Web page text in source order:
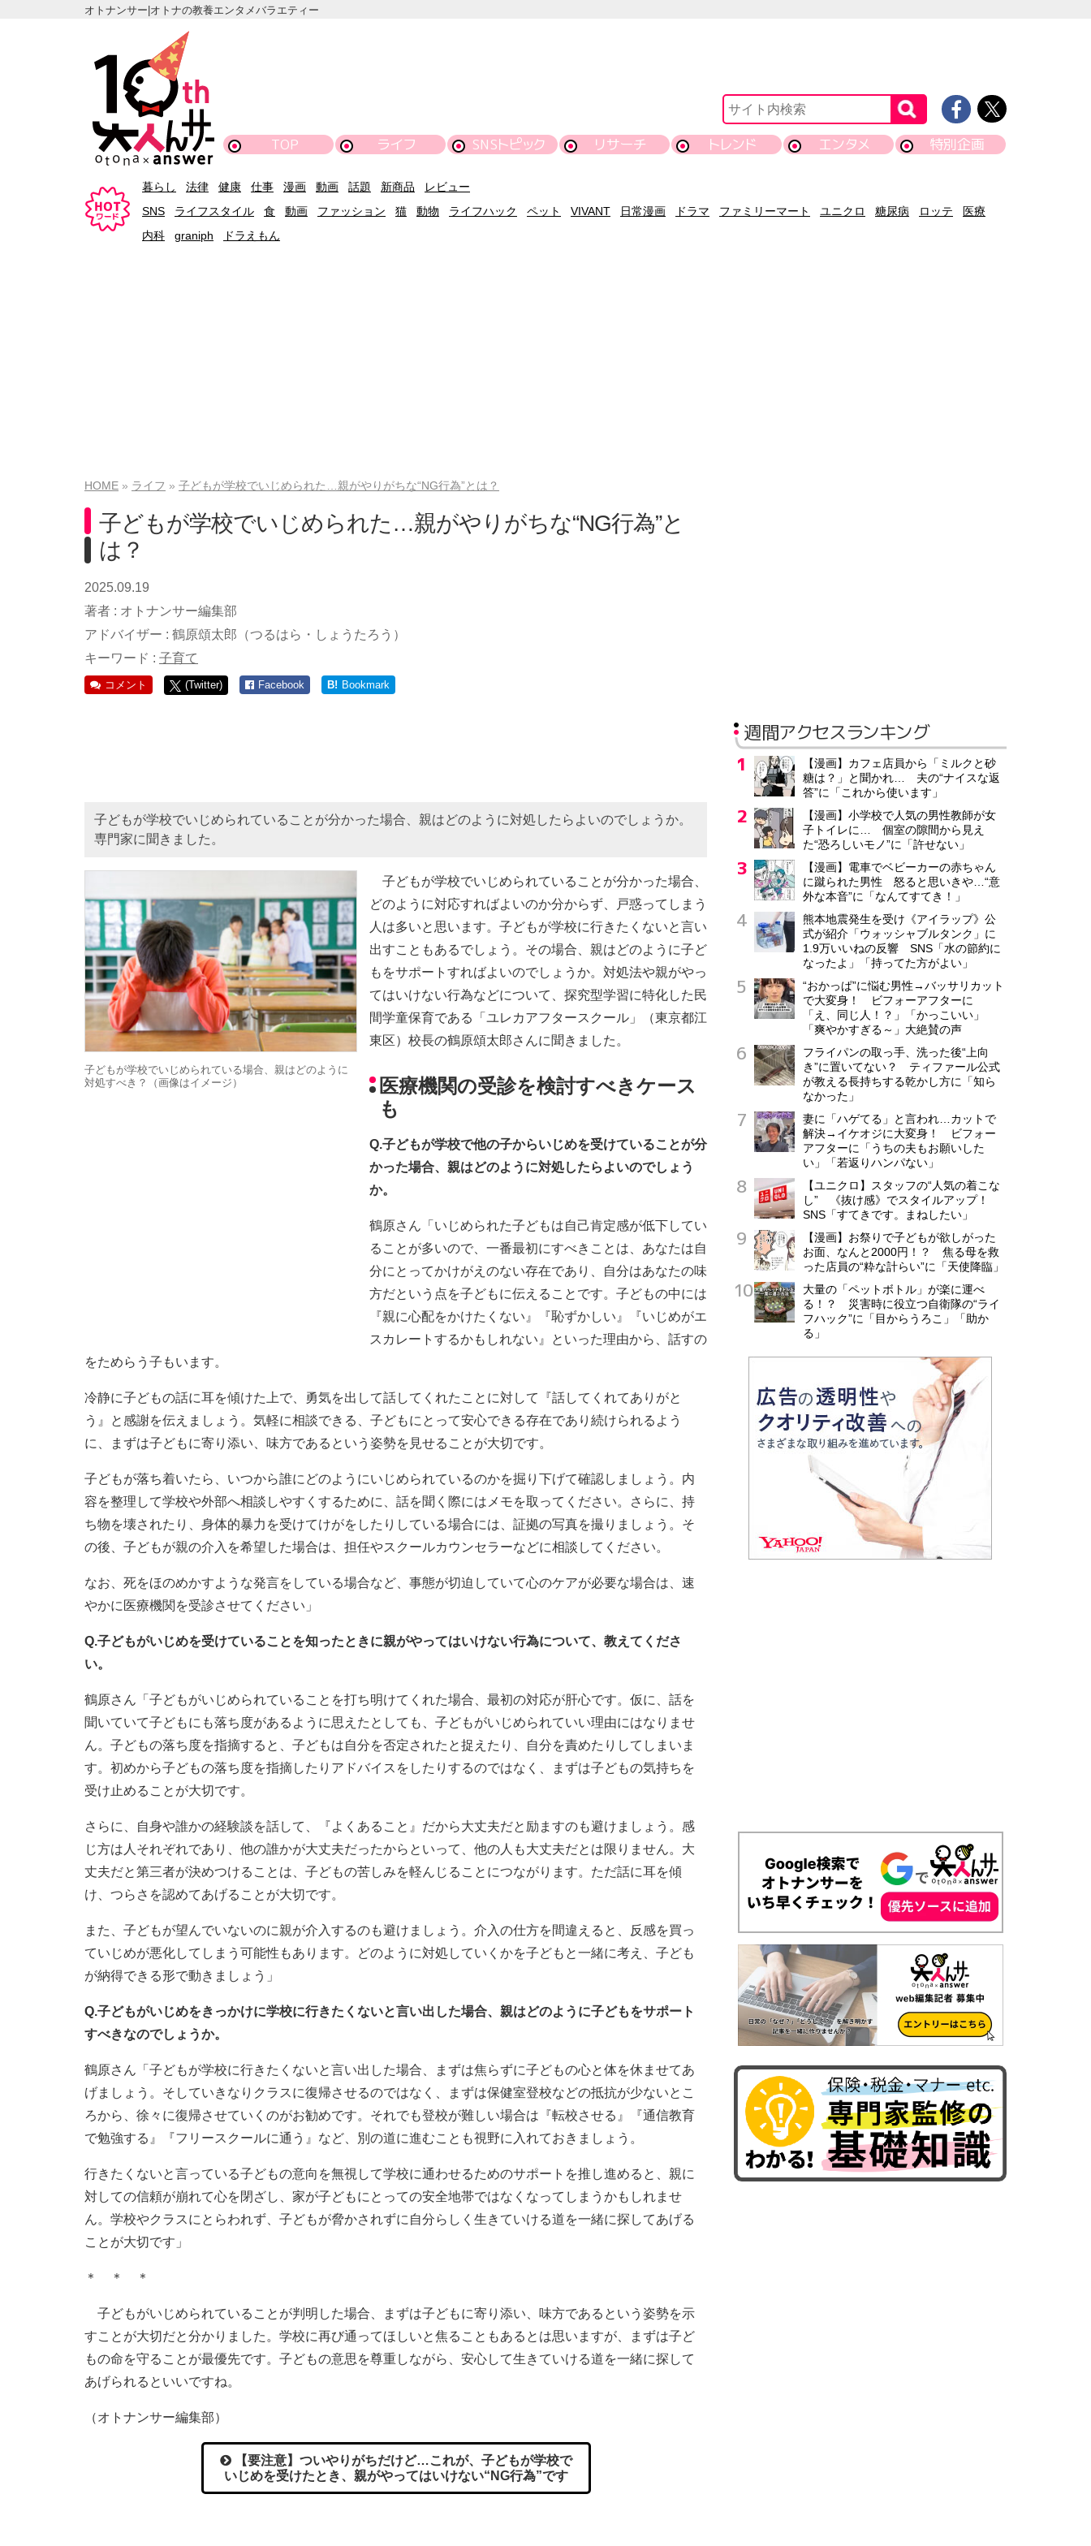
オトナンサー|オトナの教養エンタメバラエティー
TOP ライフ SNSトピック リサーチ トレンド エンタメ 特別企画
暮らし 法律 健康 仕事 漫画 動画 話題 新商品
レビュー
SNS
ライフスタイル 食 動画 ファッション 猫 動物 ライフハック ペット VIVANT 日常漫画 ドラマ ファミリーマート ユニクロ 糖尿病 ロッテ
医療
内科
graniph ドラえもん
HOME ライフ 子どもが学校でいじめられた…親がやりがちな“NG行為”とは？
子どもが学校でいじめられた…親がやりがちな“NG行為”と
は？
2025.09.19
著者 : オトナンサー編集部
アドバイザー : 鶴原頌太郎（つるはら・しょうたろう）
キーワード : 子育て
コメント (Twitter) Facebook B! Bookmark
子どもが学校でいじめられていることが分かった場合、親はどのように対処したらよいのでしょうか。
専門家に聞きました。
子どもが学校でいじめられている場合、親はどのように
対処すべき？（画像はイメージ）
子どもが学校でいじめられていることが分かった場合、
どのように対応すればよいのか分からず、戸惑ってしまう
人は多いと思います。子どもが学校に行きたくないと言い
出すこともあるでしょう。その場合、親はどのように子ど
もをサポートすればよいのでしょうか。対処法や親がやっ
てはいけない行為などについて、探究型学習に特化した民
間学童保育である「ユレカアフタースクール」（東京都江
東区）校長の鶴原頌太郎さんに聞きました。
医療機関の受診を検討すべきケース
も
Q.子どもが学校で他の子からいじめを受けていることが分
かった場合、親はどのように対処したらよいのでしょう
か。
鶴原さん「いじめられた子どもは自己肯定感が低下してい
ることが多いので、一番最初にすべきことは、あなたは自
分にとってかけがえのない存在であり、自分はあなたの味
方だという点を子どもに伝えることです。子どもの中には
『親に心配をかけたくない』『恥ずかしい』『いじめがエ
スカレートするかもしれない』といった理由から、話すの
をためらう子もいます。
冷静に子どもの話に耳を傾けた上で、勇気を出して話してくれたことに対して『話してくれてありがと
う』と感謝を伝えましょう。気軽に相談できる、子どもにとって安心できる存在であり続けられるよう
に、まずは子どもに寄り添い、味方であるという姿勢を見せることが大切です。
子どもが落ち着いたら、いつから誰にどのようにいじめられているのかを掘り下げて確認しましょう。内
容を整理して学校や外部へ相談しやすくするために、話を聞く際にはメモを取ってください。さらに、持
ち物を壊されたり、身体的暴力を受けてけがをしたりしている場合には、証拠の写真を撮りましょう。そ
の後、子どもが親の介入を希望した場合は、担任やスクールカウンセラーなどに相談してください。
なお、死をほのめかすような発言をしている場合など、事態が切迫していて心のケアが必要な場合は、速
やかに医療機関を受診させてください」
Q.子どもがいじめを受けていることを知ったときに親がやってはいけない行為について、教えてくださ
い。
鶴原さん「子どもがいじめられていることを打ち明けてくれた場合、最初の対応が肝心です。仮に、話を
聞いていて子どもにも落ち度があるように思えたとしても、子どもがいじめられていい理由にはなりませ
ん。子どもの落ち度を指摘すると、子どもは自分を否定されたと捉えたり、自分を責めたりしてしまいま
す。初めから子どもの落ち度を指摘したりアドバイスをしたりするのではなく、まずは子どもの気持ちを
受け止めることが大切です。
さらに、自身や誰かの経験談を話して、『よくあること』だから大丈夫だと励ますのも避けましょう。感
じ方は人それぞれであり、他の誰かが大丈夫だったからといって、他の人も大丈夫だとは限りません。大
丈夫だと第三者が決めつけることは、子どもの苦しみを軽んじることにつながります。ただ話に耳を傾
け、つらさを認めてあげることが大切です。
また、子どもが望んでいないのに親が介入するのも避けましょう。介入の仕方を間違えると、反感を買っ
ていじめが悪化してしまう可能性もあります。どのように対処していくかを子どもと一緒に考え、子ども
が納得できる形で動きましょう」
Q.子どもがいじめをきっかけに学校に行きたくないと言い出した場合、親はどのように子どもをサポート
すべきなのでしょうか。
鶴原さん「子どもが学校に行きたくないと言い出した場合、まずは焦らずに子どもの心と体を休ませてあ
げましょう。そしていきなりクラスに復帰させるのではなく、まずは保健室登校などの抵抗が少ないとこ
ろから、徐々に復帰させていくのがお勧めです。それでも登校が難しい場合は『転校させる』『通信教育
で勉強する』『フリースクールに通う』など、別の道に進むことも視野に入れておきましょう。
行きたくないと言っている子どもの意向を無視して学校に通わせるためのサポートを推し進めると、親に
対しての信頼が崩れて心を閉ざし、家が子どもにとっての安全地帯ではなくなってしまうかもしれませ
ん。学校やクラスにとらわれず、子どもが脅かされずに自分らしく生きていける道を一緒に探してあげる
ことが大切です」
＊ ＊ ＊
子どもがいじめられていることが判明した場合、まずは子どもに寄り添い、味方であるという姿勢を示
すことが大切だと分かりました。学校に再び通ってほしいと焦ることもあるとは思いますが、まずは子ど
もの命を守ることが最優先です。子どもの意思を尊重しながら、安心して生きていける道を一緒に探して
あげられるといいですね。
（オトナンサー編集部）
【要注意】ついやりがちだけど…これが、子どもが学校で
いじめを受けたとき、親がやってはいけない“NG行為”です
週間アクセスランキング
【漫画】カフェ店員から「ミルクと砂
糖は？」と聞かれ… 夫の“ナイスな返
答”に「これから使います」
【漫画】小学校で人気の男性教師が女
子トイレに… 個室の隙間から見え
た“恐ろしいモノ”に「許せない」
【漫画】電車でベビーカーの赤ちゃん
に蹴られた男性 怒ると思いきや…“意
外な本音”に「なんてすてき！」
熊本地震発生を受け《アイラップ》公
式が紹介「ウォッシャブルタンク」に
1.9万いいねの反響 SNS「水の節約に
なったよ」「持ってた方がよい」
“おかっぱ”に悩む男性→バッサリカット
で大変身！ ビフォーアフターに
「え、同じ人！？」「かっこいい」
「爽やかすぎる～」大絶賛の声
フライパンの取っ手、洗った後“上向
き”に置いてない？ ティファール公式
が教える長持ちする乾かし方に「知ら
なかった」
妻に「ハゲてる」と言われ…カットで
解決→イケオジに大変身！ ビフォー
アフターに「うちの夫もお願いした
い」「若返りハンパない」
【ユニクロ】スタッフの“人気の着こな
し” 《抜け感》でスタイルアップ！
SNS「すてきです。まねしたい」
【漫画】お祭りで子どもが欲しがった
お面、なんと2000円！？ 焦る母を救
った店員の“粋な計らい”に「天使降臨」
大量の「ペットボトル」が楽に運べ
る！？ 災害時に役立つ自衛隊の“ライ
フハック”に「目からうろこ」「助か
る」